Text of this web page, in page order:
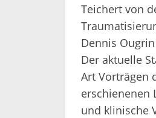
Teichert von
Dennis
Der aktuelle
Art Vorträgen
erschienenen
und klinische